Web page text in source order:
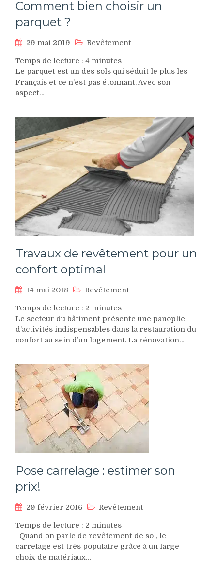
Comment bien choisir un
parquet ?
29 mai 2019 Revêtement
Temps de lecture : 4 minutes
Le parquet est un des sols qui séduit le plus les
Français et ce n’est pas étonnant. Avec son
aspect…
Travaux de revêtement pour un
confort optimal
14 mai 2018 Revêtement
Temps de lecture : 2 minutes
Le secteur du bâtiment présente une panoplie
d’activités indispensables dans la restauration du
confort au sein d’un logement. La rénovation…
Pose carrelage : estimer son
prix!
29 février 2016 Revêtement
Temps de lecture : 2 minutes
Quand on parle de revêtement de sol, le
carrelage est très populaire grâce à un large
choix de matériaux…